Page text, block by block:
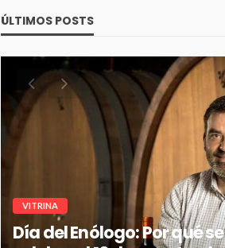
ÚLTIMOS POSTS
VITRINA
Día del Enólogo: Por qué se